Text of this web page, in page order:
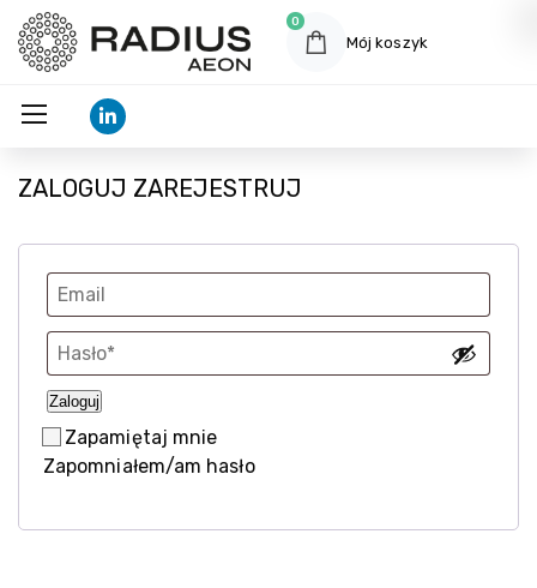
0
Mój koszyk
ZALOGUJ ZAREJESTRUJ
Zaloguj
Zapamiętaj mnie
Zapomniałem/am hasło